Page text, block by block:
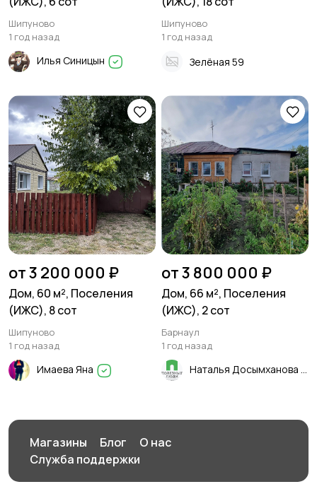
Шипуново
1 год назад
Илья Синицын
Шипуново
1 год назад
Зелёная 59
от 3 200 000 ₽
Дом, 60 м², Поселения
(ИЖС), 8 сот
Шипуново
1 год назад
Имаева Яна
от 3 800 000 ₽
Дом, 66 м², Поселения
(ИЖС), 2 сот
Барнаул
1 год назад
Наталья Досымханова
Магазины Блог
О нас
Служба поддержки